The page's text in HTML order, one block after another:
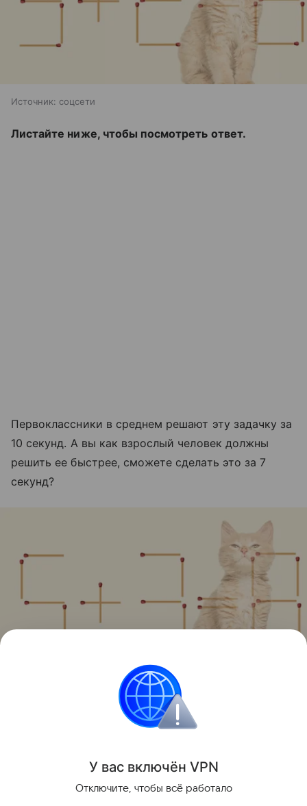
Источник: соцсети
Листайте ниже, чтобы посмотреть ответ.
Первоклассники в среднем решают эту задачку за
10 секунд. А вы как взрослый человек должны
решить ее быстрее, сможете сделать это за 7
секунд?
У вас включён VPN
Отключите, чтобы всё работало